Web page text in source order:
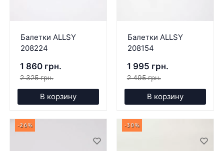
Балетки ALLSY
208224
1 860 грн.
2 325 грн.
В корзину
Балетки ALLSY
208154
1 995 грн.
2 495 грн.
В корзину
-26% -30%